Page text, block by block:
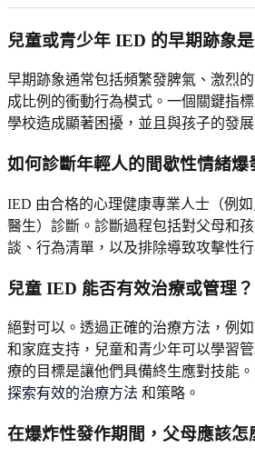
兒童或青少年 IED 的早期跡象
早期跡象通常包括頻繁發脾氣、激烈
成比例的衝動行為模式。一個關鍵指
學校造成顯著困擾，並且與孩子的發
如何診斷年輕人的間歇性情緒爆
IED 由合格的心理健康專業人士（例
醫生）診斷。診斷過程包括對父母和
談、行為清單，以及排除導致攻擊性
兒童 IED 能否有效治療或管理？
絕對可以。透過正確的治療方法，例
和家庭支持，兒童和青少年可以學習
療的目標是讓他們具備終生應對技能
探索有效的治療方法 和策略。
在爆炸性發作期間，父母應該怎